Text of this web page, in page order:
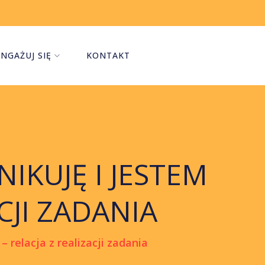
SIĘ KONTAKT
I JESTEM
ZADANIA
relacja z realizacji zadania